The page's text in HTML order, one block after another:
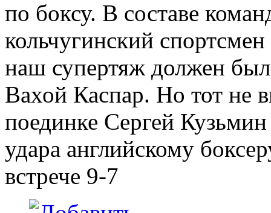
по боксу. В составе
кольчугинский
наш супертяж должен
Вахой Каспар. Но тот не
поединке Сергей
удара английскому
встрече 9-7